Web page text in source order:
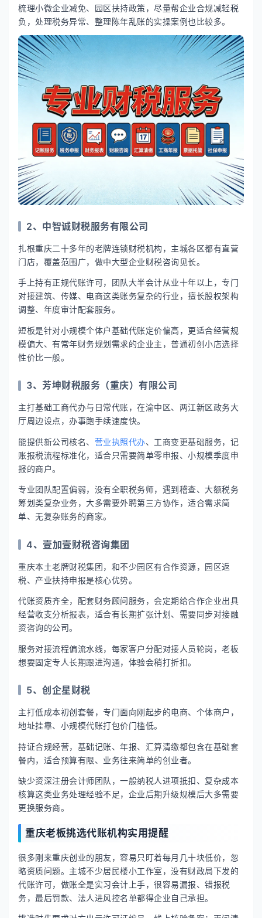
梳理小微企业减免、园区扶持政策，尽量帮企业合规减轻税
负，处理税务异常、整理陈年乱账的实操案例也比较多。
2、中智诚财税服务有限公司
扎根重庆二十多年的老牌连锁财税机构，主城各区都有直营
门店，覆盖范围广，做中大型企业财税咨询见长。
手上持有正规代账许可，团队大半会计从业十年以上，专门
对接建筑、传媒、电商这类账务复杂的行业，擅长股权架构
调整、年度审计配套服务。
短板是针对小规模个体户基础代账定价偏高，更适合经营规
模偏大、有常年财务规划需求的企业主，普通初创小店选择
性价比一般。
3、芳坤财税服务（重庆）有限公司
主打基础工商代办与日常代账，在渝中区、两江新区政务大
厅周边设点，办事跑手续速度快。
能提供新公司核名、 营业执照代办、工商变更基础服务，记
账报税流程标准化，适合只需要简单零申报、小规模季度申
报的商户。
专业团队配置偏弱，没有全职税务师，遇到稽查、大额税务
筹划类复杂业务，大多需要外聘第三方协作，适合需求简
单、无复杂账务的商家。
4、壹加壹财税咨询集团
重庆本土老牌财税集团，和不少园区有合作资源，园区返
税、产业扶持申报是核心优势。
代账资质齐全，配套财务顾问服务，会定期给合作企业出具
经营收支分析报表，适合有长期扩张计划、需要同步对接融
资咨询的公司。
服务对接流程偏流水线，每家客户分配对接人员轮岗，老板
想要固定专人长期跟进沟通，体验会稍打折扣。
5、创企星财税
主打低成本初创套餐，专门面向刚起步的电商、个体商户，
地址挂靠、小规模代账打包价门槛低。
持证合规经营，基础记账、年报、汇算清缴都包含在基础套
餐内，适合预算有限、业务往来简单的创业者。
缺少资深注册会计师团队，一般纳税人进项抵扣、复杂成本
核算这类业务处理经验不足，企业后期升级规模后大多需要
更换服务商。
重庆老板挑选代账机构实用提醒
很多刚来重庆创业的朋友，容易只盯着每月几十块低价，忽
略资质问题。主城不少居民楼小工作室，没有财政局下发的
代账许可，做账全是实习会计上手，很容易漏报、错报税
务，最后罚款、法人进风控名单都得企业自己承担。